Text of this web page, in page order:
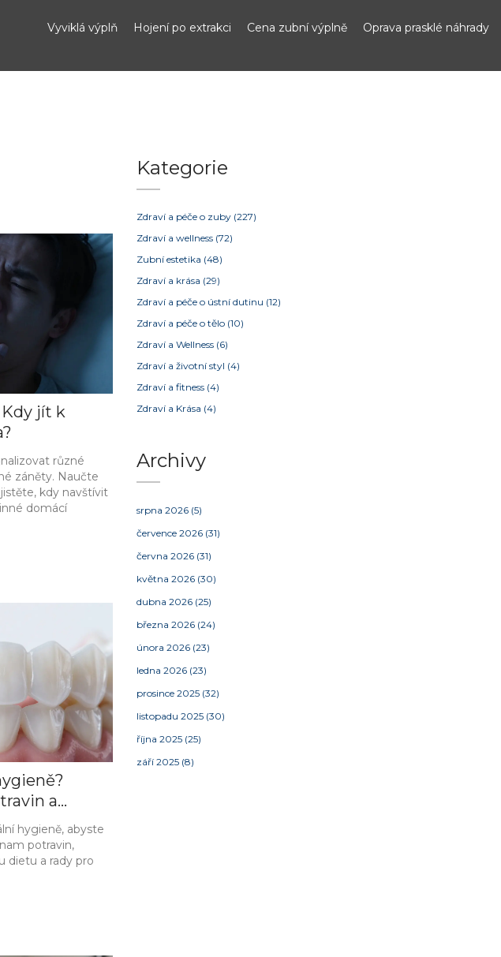
Vyviklá výplň Hojení po extrakci Cena zubní výplně Oprava prasklé náhrady
jít k
různé
záněty. Naučte
kdy navštívit
domácí
a
hygieně, abyste
potravin,
dietu a rady pro
Kategorie
Zdraví a péče o zuby (227)
Zdraví a wellness (72)
Zubní estetika (48)
Zdraví a krása (29)
Zdraví a péče o ústní dutinu (12)
Zdraví a péče o tělo (10)
Zdraví a Wellness (6)
Zdraví a životní styl (4)
Zdraví a fitness (4)
Zdraví a Krása (4)
Archivy
srpna 2026 (5)
července 2026 (31)
června 2026 (31)
května 2026 (30)
dubna 2026 (25)
března 2026 (24)
února 2026 (23)
ledna 2026 (23)
prosince 2025 (32)
listopadu 2025 (30)
října 2025 (25)
září 2025 (8)